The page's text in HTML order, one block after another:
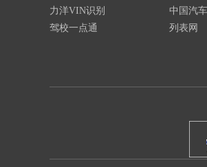
力洋VIN识别
驾校一点通
中国汽
列表网